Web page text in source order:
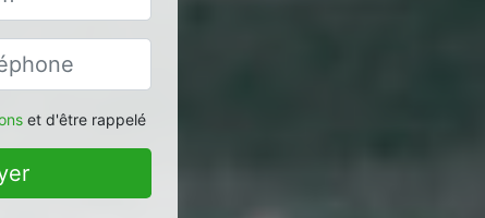
et d'être rappelé